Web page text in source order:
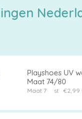
Playshoes UV
Maat 74/80
Maat 7 €2,99